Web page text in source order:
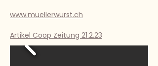
www.muellerwurst.ch
Artikel Coop Zeitung 21.2.23